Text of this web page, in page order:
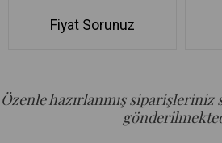
Fiyat Sorunuz
Özenle hazırlanmış siparişleriniz